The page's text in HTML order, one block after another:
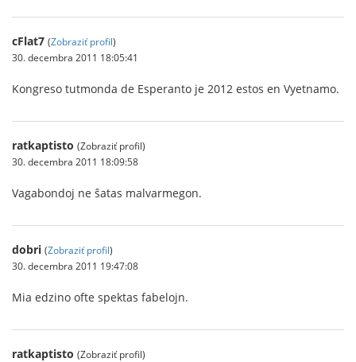
cFlat7 (Zobraziť profil)
30. decembra 2011 18:05:41
Kongreso tutmonda de Esperanto je 2012 estos en Vyetnamo.
ratkaptisto (Zobraziť profil)
30. decembra 2011 18:09:58
Vagabondoj ne ŝatas malvarmegon.
dobri (Zobraziť profil)
30. decembra 2011 19:47:08
Mia edzino ofte spektas fabelojn.
ratkaptisto (Zobraziť profil)